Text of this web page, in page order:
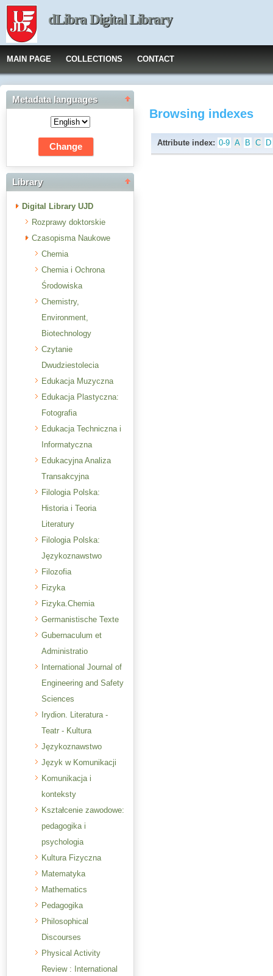
dLibra Digital Library
MAIN PAGE COLLECTIONS CONTACT
Metadata languages
Library
Digital Library UJD
Rozprawy doktorskie
Czasopisma Naukowe
Chemia
Chemia i Ochrona
Środowiska
Chemistry,
Environment,
Biotechnology
Czytanie
Dwudziestolecia
Edukacja Muzyczna
Edukacja Plastyczna:
Fotografia
Edukacja Techniczna i
Informatyczna
Edukacyjna Analiza
Transakcyjna
Filologia Polska:
Historia i Teoria
Literatury
Filologia Polska:
Językoznawstwo
Filozofia
Fizyka
Fizyka.Chemia
Germanistische Texte
Gubernaculum et
Administratio
International Journal of
Engineering and Safety
Sciences
Irydion. Literatura -
Teatr - Kultura
Językoznawstwo
Język w Komunikacji
Komunikacja i
konteksty
Kształcenie zawodowe:
pedagogika i
psychologia
Kultura Fizyczna
Matematyka
Mathematics
Pedagogika
Philosophical
Discourses
Physical Activity
Review : International
Browsing indexes
Attribute index: 0-9 A B C D